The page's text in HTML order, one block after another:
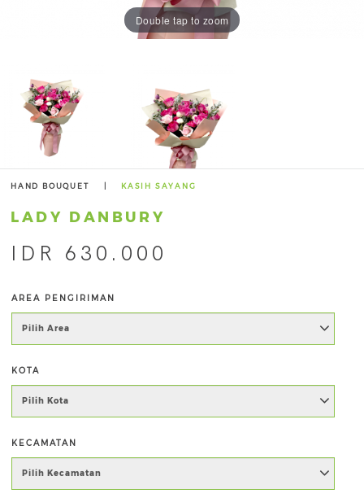
Double tap to zoom
HAND BOUQUET KASIH SAYANG
LADY DANBURY
IDR 630.000
AREA PENGIRIMAN
KOTA
KECAMATAN